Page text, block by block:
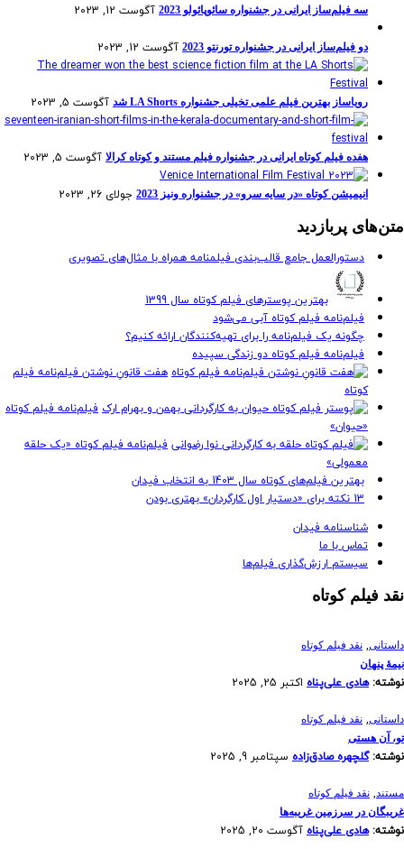
سه فیلم‌ساز ایرانی در جشنواره سائوپائولو 2023 آگوست 12, 2023
دو فیلم‌ساز ایرانی در جشنواره تورنتو 2023 آگوست 12, 2023
رویاساز بهترین فیلم علمی تخیلی جشنواره LA Shorts شد آگوست 5, 2023
هفده فیلم کوتاه ایرانی در جشنواره فیلم مستند و کوتاه کرالا آگوست 5, 2023
انیمیشن کوتاه «در سایه سرو» در جشنواره ونیز 2023 جولای 26, 2023
متن‌های پربازدید
دستورالعمل جامع قالب‌بندی فیلمنامه همراه با مثال‌های تصویری
بهترین پوسترهای فیلم کوتاه سال 1399
فیلم‌نامه فیلم کوتاه آبی می‌شود
چگونه یک فیلم‌نامه را برای تهیه‌کنندگان ارائه کنیم؟
فیلم‌نامه فیلم کوتاه دو زندگی سپیده
هفت قانونِ نوشتن فیلم‌نامه فیلم
کوتاه
فیلم‌نامه فیلم کوتاه
«حیوان»
فیلم‌نامه فیلم کوتاه «یک حلقه
معمولی»
بهترین فیلم‌های کوتاه سال 1403 به انتخاب فیدان
13 نکته برای «دستیار اول کارگردان» بهتری بودن
شناسنامه فیدان
تماس با ما
سیستم ارزش‌گذاری فیلم‌ها
نقد فیلم کوتاه
داستانی, نقد فیلم کوتاه
نیمۀ پنهان
نوشته:هادی علی‌پناه اکتبر 25, 2025
داستانی, نقد فیلم کوتاه
تو، آن هستی
نوشته:گلچهره صادق‌زاده سپتامبر 9, 2025
مستند, نقد فیلم کوتاه
غریبگان در سرزمین غریبه‌ها
نوشته:هادی علی‌پناهآگوست 20, 2025